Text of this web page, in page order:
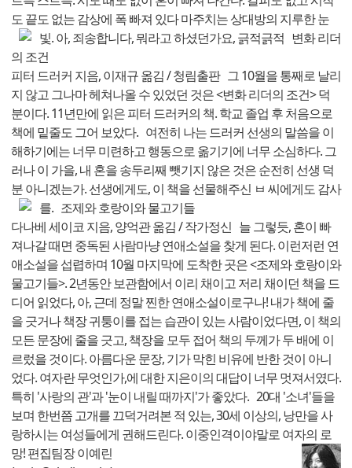
도 끝도 없는 감상에 폭 빠져 있다 마주치는 상대방의 지루한 눈
빛. 아, 죄송합니다, 뭐라고 하셨던가요, 긁적긁적 변화 리더
의 조건
피터 드러커 지음, 이재규 옮김 / 청림출판 그 10월을 통째로 날리
지 않고 그나마 헤쳐나올 수 있었던 것은 <변화 리더의 조건> 덕
분이다. 11년만에 읽은 피터 드러커의 책. 학교 졸업 후 처음으로
책에 밑줄도 그어 보았다. 여전히 나는 드러커 선생의 말씀을 이
해하기에는 너무 미련하고 행동으로 옮기기에 너무 소심하다. 그
러나 이 가을, 내 혼을 송두리째 뺏기지 않은 것은 순전히 선생 덕
분 아니겠는가. 선생에게도, 이 책을 선물해주신 ㅂ 씨에게도 감사
를. 조제와 호랑이와 물고기들
다나베 세이코 지음, 양억관 옮김 / 작가정신 늘 그렇듯, 혼이 빠
져나갈 때면 중독된 사람마냥 연애소설을 찾게 된다. 이런저런 연
애소설을 섭렵하며 10월 마지막에 도착한 곳은 <조제와 호랑이와
물고기들>. 2년동안 보관함에서 이리 채이고 저리 채이던 책을 드
디어 읽었다, 아, 근데 정말 찐한 연애소설이로구나! 내가 책에 줄
을 긋거나 책장 귀퉁이를 접는 습관이 있는 사람이었다면, 이 책의
모든 문장에 줄을 긋고, 책장을 모두 접어 책의 두께가 두 배에 이
르렀을 것이다. 아름다운 문장, 기가 막힌 비유에 반한 것이 아니
었다. 여자란 무엇인가,에 대한 지은이의 대답이 너무 멋져서였다.
특히 '사랑의 관'과 '눈이 내릴 때까지'가 좋았다. 20대 '소녀'들을
보며 한번쯤 고개를 끄덕거려본 적 있는, 30세 이상의, 낭만을 사
랑하시는 여성들에게 권해드린다. 이중인격이야말로 여자의 로
망!편집팀장 이예린